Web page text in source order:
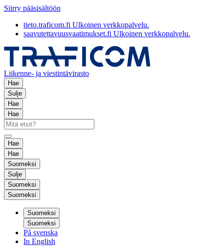
Siirry pääsisältöön
tieto.traficom.fi Ulkoinen verkkopalvelu.
saavutettavuusvaatimukset.fi Ulkoinen verkkopalvelu.
Liikenne- ja viestintävirasto
Hae
Sulje
Hae
Hae
Hae
Hae
Suomeksi
Sulje
Suomeksi
Suomeksi
Suomeksi
Suomeksi
På svenska
In English